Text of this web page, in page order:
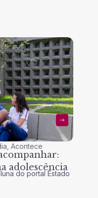
,Acontece
adolescência
do portal Estado